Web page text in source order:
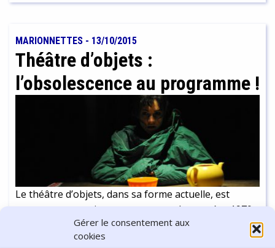
Gérer le consentement aux
cookies
sait-on jamais…
MARIONNETTES - 13/10/2015
Théâtre d’objets :
l’obsolescence au programme !
Le théâtre d’objets, dans sa forme actuelle, est
apparu progressivement au cours des années 1970.
Introduisant de nouveaux modes de récit, il essaie de
constituer une mémoire de la société de